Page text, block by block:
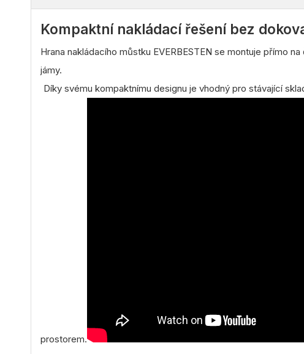
Kompaktní nakládací řešení bez
Hrana nakládacího můstku EVERBESTEN se montuje přímo
jámy.
Díky svému kompaktnímu designu je vhodný pro stávající
prostorem.